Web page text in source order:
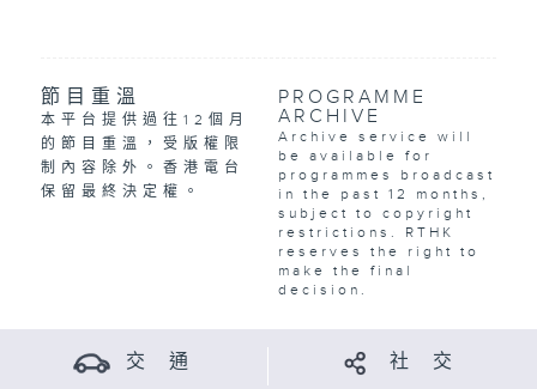
節目重溫
本平台提供過往12個月
的節目重溫，受版權限
制內容除外。香港電台
保留最終決定權。
PROGRAMME
ARCHIVE
Archive service will
be available for
programmes broadcast
in the past 12 months,
subject to copyright
restrictions. RTHK
reserves the right to
make the final
decision.
交 通 社 交